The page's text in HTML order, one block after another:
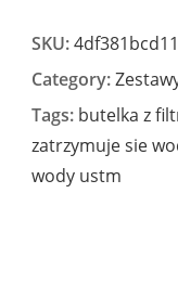
SKU:
Category:
Tags: butelka z
zatrzymuje sie
wody ustm